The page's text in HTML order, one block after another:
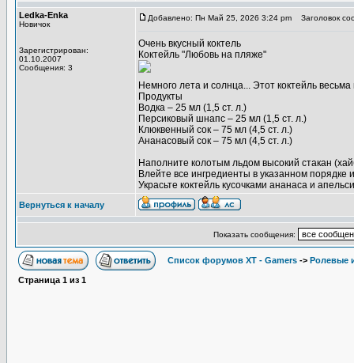
Ledka-Enka
Новичок
Зарегистрирован:
01.10.2007
Сообщения: 3
Добавлено: Пн Май 25, 2026 3:24 pm Заголовок
Очень вкусный коктель
Коктейль "Любовь на пляже"
Немного лета и солнца... Этот коктейль
Продукты
Водка – 25 мл (1,5 ст. л.)
Персиковый шнапс – 25 мл (1,5 ст. л.)
Клюквенный сок – 75 мл (4,5 ст. л.)
Ананасовый сок – 75 мл (4,5 ст. л.)
Наполните колотым льдом высокий стакан
Влейте все ингредиенты в указанном
Украсьте коктейль кусочками ананаса и
Вернуться к началу
Показать сообщения:
Список форумов XT - Gamers -> Ролевые
Страница 1 из 1